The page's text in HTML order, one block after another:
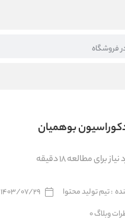
فروشگاه
سبک دکوراسیون بوهمیان
بوهمیان
برای مطالعه 18 دقیقه
: تیم تولید محتوا
1403/07/29
وبلاگ 0